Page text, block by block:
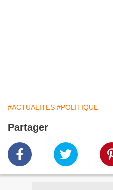
#ACTUALITES #POLITIQUE
Partager